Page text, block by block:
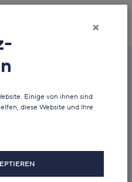
×
Einige von ihnen sind
diese Website und Ihre